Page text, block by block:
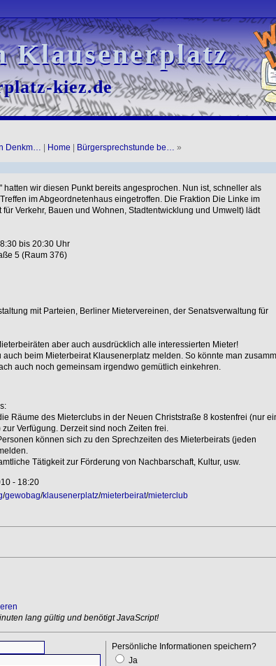
Klausenerplatz
Klausenerplatz
kiez.de
kiez.de
Denkm… Home Bürgersprechstunde be… »
hatten wir diesen Punkt bereits angesprochen. Nun ist, schneller als
im Abgeordnetenhaus eingetroffen. Die Fraktion Die Linke im
Verkehr, Bauen und Wohnen, Stadtentwicklung und Umwelt) lädt
bis 20:30 Uhr
5 (Raum 376)
mit Parteien, Berliner Mietervereinen, der Senatsverwaltung für
aber auch ausdrücklich alle interessierten Mieter!
beim Mieterbeirat Klausenerplatz melden. So könnte man
auch noch gemeinsam irgendwo gemütlich einkehren.
Räume des Mieterclubs in der Neuen Christstraße 8 kostenfrei (nur
Verfügung. Derzeit sind noch Zeiten frei.
können sich zu den Sprechzeiten des Mieterbeirats (jeden
Tätigkeit zur Förderung von Nachbarschaft, Kultur, usw.
- 18:20
/gewobag/klausenerplatz/mieterbeirat/mieterclub
lang gültig und benötigt JavaScript!
Persönliche Informationen speichern?
Ja